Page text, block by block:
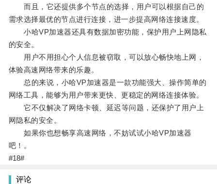
而且，它还提供多个节点的选择，用户可以根据自己的
需求选择最优的节点进行连接，进一步提高网络连接速度。
小哈VP加速器还具有数据加密功能，保护用户上网隐私
的安全。
用户不用担心个人信息被窃取，可以放心畅快地上网，
体验高速网络带来的乐趣。
总的来说，小哈VP加速器是一款功能强大、操作简单的
网络工具，能够为用户带来更快、更稳定的网络连接体验。
它不仅解决了网络卡顿、延迟等问题，还保护了用户上
网隐私的安全。
如果你也想畅享高速网络，不妨试试小哈VP加速器
吧！。
#18#
评论